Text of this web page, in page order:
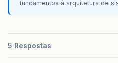
fundamentos à arquitetura de
5 Respostas